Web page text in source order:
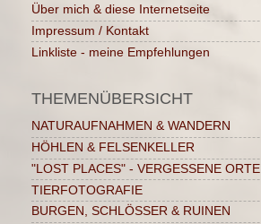
Über mich & diese Internetseite
Impressum / Kontakt
Linkliste - meine Empfehlungen
THEMENÜBERSICHT
NATURAUFNAHMEN & WANDERN
HÖHLEN & FELSENKELLER
"LOST PLACES" - VERGESSENE ORTE
TIERFOTOGRAFIE
BURGEN, SCHLÖSSER & RUINEN